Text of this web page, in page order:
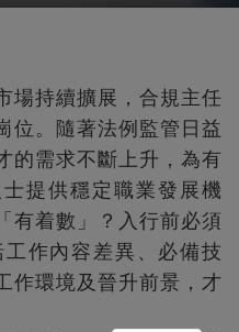
場持續擴展，合規主任
位。隨著法例監管日益
的需求不斷上升，為有
提供穩定職業發展機
有着數」？入行前必須
作內容差異、必備技
作環境及晉升前景，才